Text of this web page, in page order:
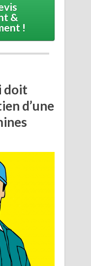
&
!
doit
d’une